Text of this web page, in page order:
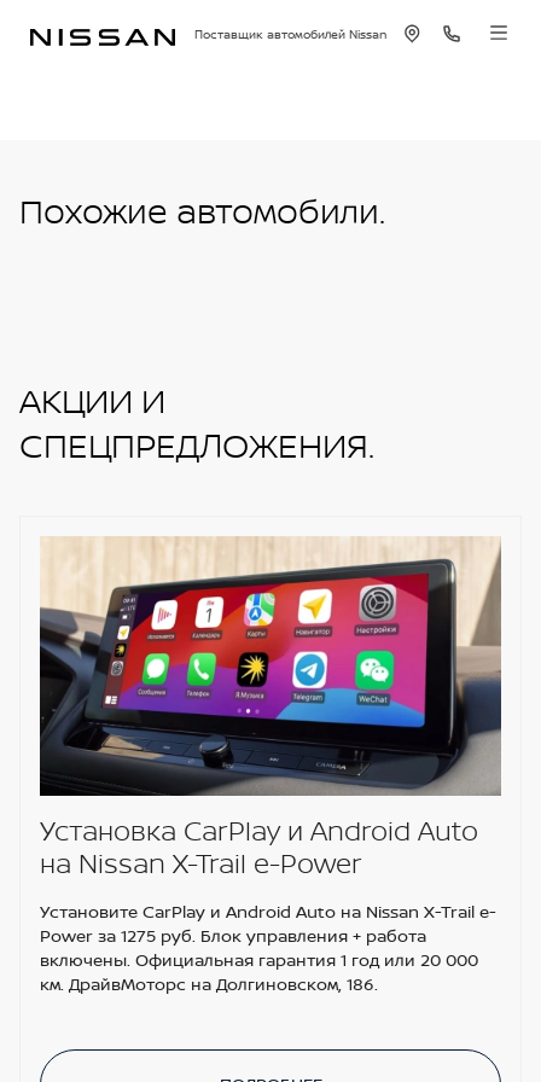
Поставщик автомобилей Nissan
Похожие автомобили.
АКЦИИ И
СПЕЦПРЕДЛОЖЕНИЯ.
Установка CarPlay и Android Auto
на Nissan X-Trail e-Power
Установите CarPlay и Android Auto на Nissan X-Trail e-
Power за 1275 руб. Блок управления + работа
включены. Официальная гарантия 1 год или 20 000
км. ДрайвМоторс на Долгиновском, 186.